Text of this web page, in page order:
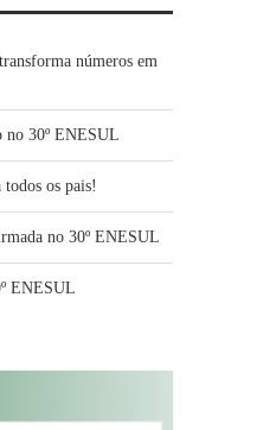
números em
no 30º ENESUL
os pais!
no 30º ENESUL
ENESUL